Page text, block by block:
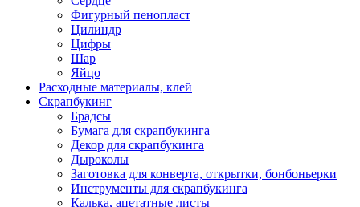
Фигурный пенопласт
Цилиндр
Цифры
Шар
Яйцо
Расходные материалы, клей
Скрапбукинг
Брадсы
Бумага для скрапбукинга
Декор для скрапбукинга
Дыроколы
Заготовка для конверта, открытки, бонбоньерки
Инструменты для скрапбукинга
Калька, ацетатные листы